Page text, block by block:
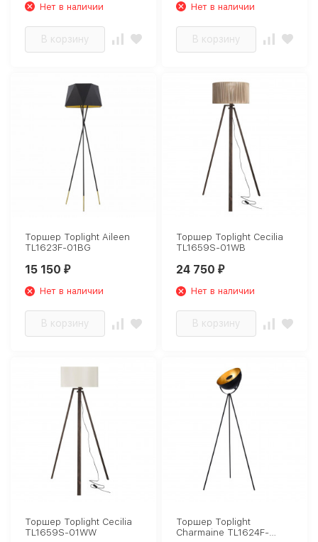
Нет в наличии
В корзину
Нет в наличии
В корзину
Торшер Toplight Aileen
TL1623F-01BG
15 150₽
Нет в наличии
В корзину
Торшер Toplight Cecilia
TL1659S-01WB
24 750₽
Нет в наличии
В корзину
Торшер Toplight Cecilia
TL1659S-01WW
Торшер Toplight
Charmaine TL1624F-